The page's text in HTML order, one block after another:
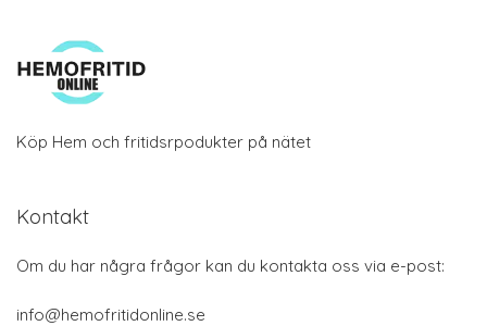
Köp Hem och fritidsrpodukter på nätet
Kontakt
Om du har några frågor kan du kontakta oss via e-post:
info@hemofritidonline.se